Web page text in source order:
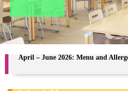
April – June 2026: Menu and